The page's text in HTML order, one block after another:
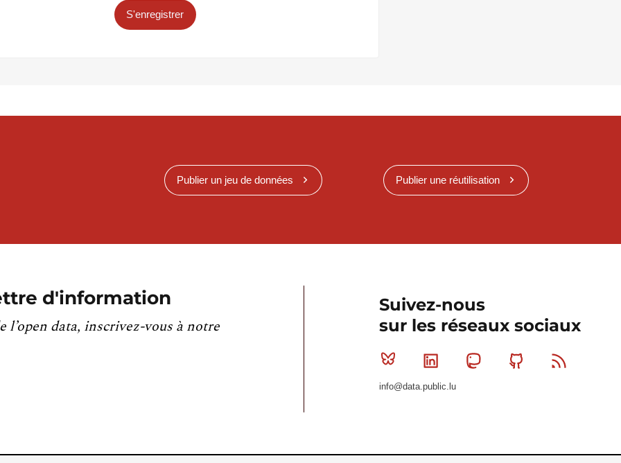
S'enregistrer
Publier un jeu de données Publier une réutilisation
d'information
l’open data, inscrivez-vous à notre
Suivez-nous
sur les réseaux sociaux
Bluesky Linkedin MastodonGithub
info@data.public.lu